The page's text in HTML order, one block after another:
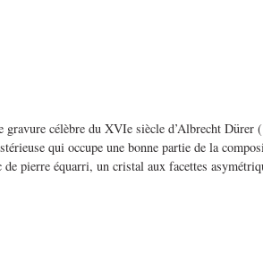
célèbre du XVIe siècle d’Albrecht
qui occupe une bonne partie de la
pierre équarri, un cristal aux facettes